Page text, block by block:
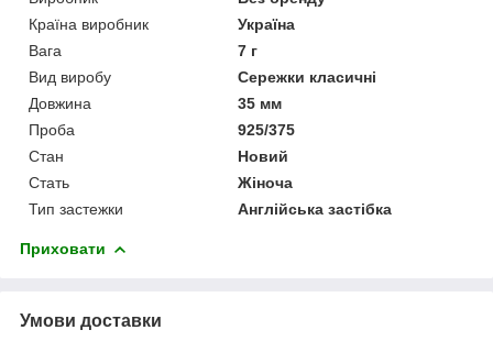
Країна виробник
Україна
Вага
7 г
Вид виробу
Сережки класичні
Довжина
35 мм
Проба
925/375
Стан
Новий
Стать
Жіноча
Тип застежки
Англійська застібка
Приховати
Умови доставки